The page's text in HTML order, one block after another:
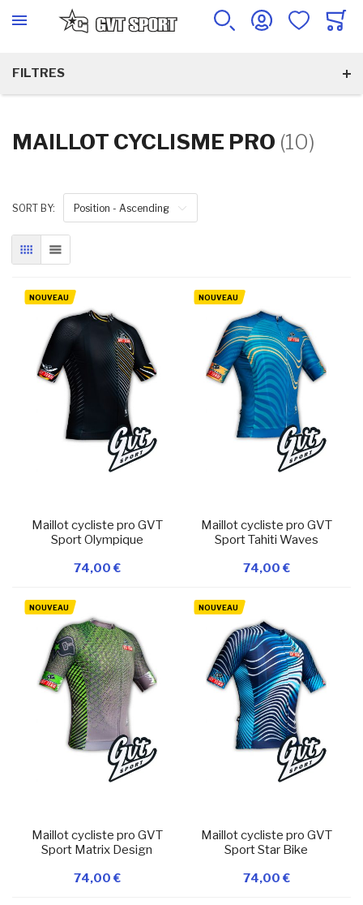
MAILLOT CYCLISME PRO (10)
SORT BY: Position - Ascending
GRILLELISTE
NOUVEAU
Ajouter à ma
Ajouter au panier
Maillot cycliste pro GVT
Sport Olympique
74,00 €
NOUVEAU
Ajouter à ma
Ajouter au panier
Maillot cycliste pro GVT
Sport Tahiti Waves
74,00 €
NOUVEAU
Ajouter à ma
Maillot cycliste pro GVT
Sport Matrix Design
74,00 €
NOUVEAU
Ajouter à ma
Maillot cycliste pro GVT
Sport Star Bike
74,00 €
FILTRES